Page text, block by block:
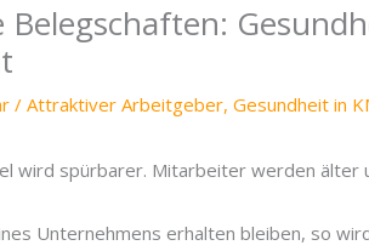
Belegschaften:
/Attraktiver Arbeitgeber,Gesundheit in
wird spürbarer. Mitarbeiter werden älter
Unternehmens erhalten bleiben, so
Einfach